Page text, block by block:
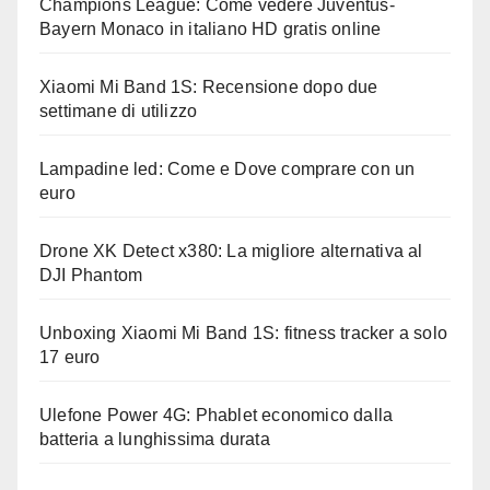
Champions League: Come vedere Juventus-
Bayern Monaco in italiano HD gratis online
Xiaomi Mi Band 1S: Recensione dopo due
settimane di utilizzo
Lampadine led: Come e Dove comprare con un
euro
Drone XK Detect x380: La migliore alternativa al
DJI Phantom
Unboxing Xiaomi Mi Band 1S: fitness tracker a solo
17 euro
Ulefone Power 4G: Phablet economico dalla
batteria a lunghissima durata